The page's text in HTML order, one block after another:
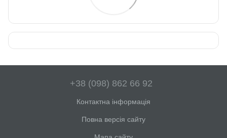
+38 (098) 862 66 92
Контактна інформація
Повна версія сайту